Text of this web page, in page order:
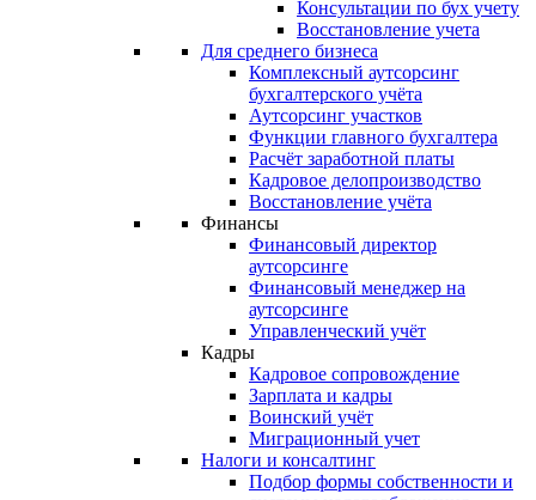
Консультации по бух учету
Восстановление учета
Для среднего бизнеса
Комплексный аутсорсинг
бухгалтерского учёта
Аутсорсинг участков
Функции главного бухгалтера
Расчёт заработной платы
Кадровое делопроизводство
Восстановление учёта
Финансы
Финансовый директор
аутсорсинге
Финансовый менеджер на
аутсорсинге
Управленческий учёт
Кадры
Кадровое сопровождение
Зарплата и кадры
Воинский учёт
Миграционный учет
Налоги и консалтинг
Подбор формы собственности и